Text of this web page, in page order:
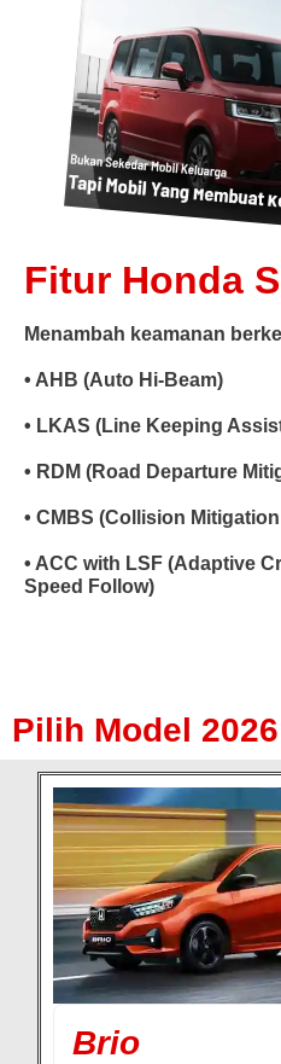
Fitur Honda
Menambah keamanan
• AHB (Auto Hi-Beam)
• LKAS (Line Keeping
• RDM (Road Departure
• CMBS (Collision
• ACC with LSF (Adaptive
Speed Follow)
Pilih Model 2026
Brio